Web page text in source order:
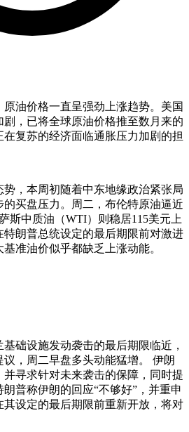
油价格一直呈强劲上涨趋势。美国
，已将全球原油价格推至数月来的
复苏的经济面临通胀压力加剧的担
势，本周初随着中东地缘政治紧张局
买盘压力。周二，布伦特原油逼近
斯中质油（WTI）则稳居115美元上
朗普总统设定的最后期限前对激进
准油价似乎都缺乏上涨动能。
础设施发动袭击的最后期限临近，
议，周二早盘多头动能猛增。 伊朗
寻求针对未来袭击的保障，同时提
普称伊朗的回应“不够好”，并重申
设定的最后期限前重新开放，将对